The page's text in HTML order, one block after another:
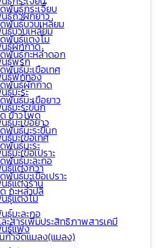
พันธุ์กระเจี๊ยบ
พันธุ์บวบเหลี่ยม
พันธุ์แตงโม
พันธุ์กะหล่ำดอก
พันธุ์มะเขือเทศ
พันธุ์ผักกาด
พันธุ์มะเขือยาว
ข้าวโพด
พันธุ์มะระขี้นก
พันธุ์มะระ
พันธุ์มะละกอ
พันธุ์มะเขือเปราะ
กะหล่ำปลี
ะสารเพิ่มประสิทธิภาพสารเคมี
กำจัดแมลง(แมลง)
ธุ์ถั่วฝักยาว
ธุ์บวบเหลี่ยม
ธุ์ผักกาด
ธุ์พริก
ธุ์ฟักทอง
ธุ์มะระ
ธุ์มะระขี้นก
ธุ์มะเขือยาว
ธุ์มะเขือเทศ
มะเขือเปราะ
ธุ์แตงกวา
ธุ์แตงร้าน
ธุ์แตงโม
ธุ์มะละกอ
ธุ์แฟง